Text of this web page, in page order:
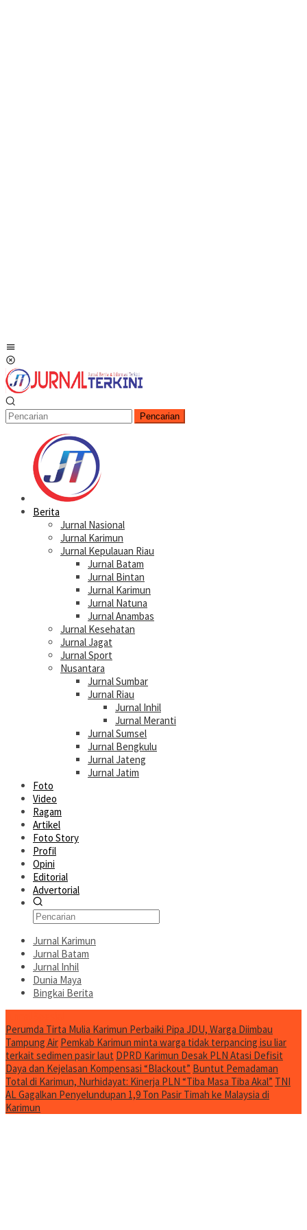
Pencarian
Berita
Jurnal Nasional
Jurnal Karimun
Jurnal Kepulauan Riau
Jurnal Batam
Jurnal Bintan
Jurnal Karimun
Jurnal Natuna
Jurnal Anambas
Jurnal Kesehatan
Jurnal Jagat
Jurnal Sport
Nusantara
Jurnal Sumbar
Jurnal Riau
Jurnal Inhil
Jurnal Meranti
Jurnal Sumsel
Jurnal Bengkulu
Jurnal Jateng
Jurnal Jatim
Foto
Video
Ragam
Artikel
Foto Story
Profil
Opini
Editorial
Advertorial
Jurnal Karimun
Jurnal Batam
Jurnal Inhil
Dunia Maya
Bingkai Berita
Perumda Tirta Mulia Karimun Perbaiki Pipa JDU, Warga Diimbau
Tampung Air Pemkab Karimun minta warga tidak terpancing isu liar
terkait sedimen pasir laut DPRD Karimun Desak PLN Atasi Defisit
Daya dan Kejelasan Kompensasi “Blackout” Buntut Pemadaman
Total di Karimun, Nurhidayat: Kinerja PLN “Tiba Masa Tiba Akal” TNI
AL Gagalkan Penyelundupan 1,9 Ton Pasir Timah ke Malaysia di
Karimun